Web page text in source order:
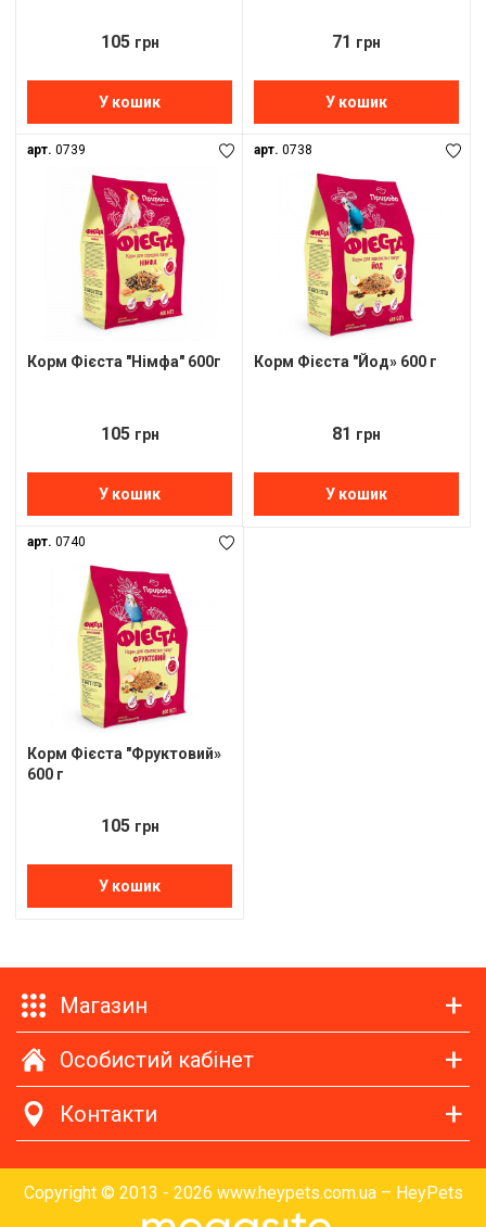
105 грн
У кошик
71 грн
У кошик
арт. 0739
Корм Фієста "Німфа" 600г
105 грн
У кошик
арт. 0738
Корм Фієста "Йод» 600 г
81 грн
У кошик
арт. 0740
Корм Фієста "Фруктовий»
600 г
105 грн
У кошик
Магазин
Особистий кабінет
Контакти
Copyright © 2013 - 2026 www.heypets.com.ua – HeyPets